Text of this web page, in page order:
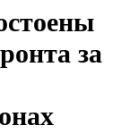
за